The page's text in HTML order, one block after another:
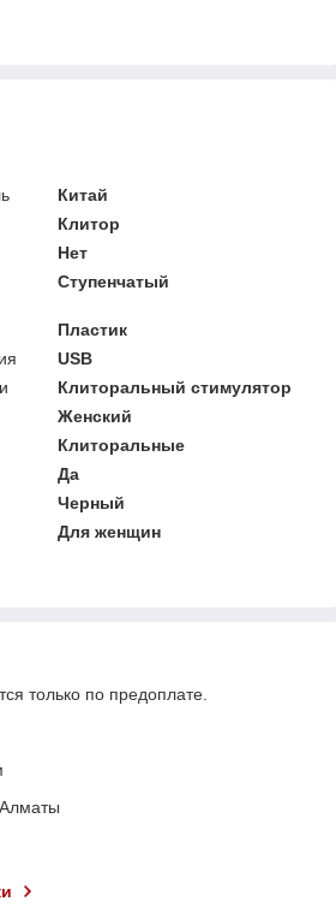
Китай
Клитор
Нет
Ступенчатый
Пластик
USB
Клиторальный стимулятор
Женский
Клиторальные
Да
Черный
Для женщин
только по предоплате.